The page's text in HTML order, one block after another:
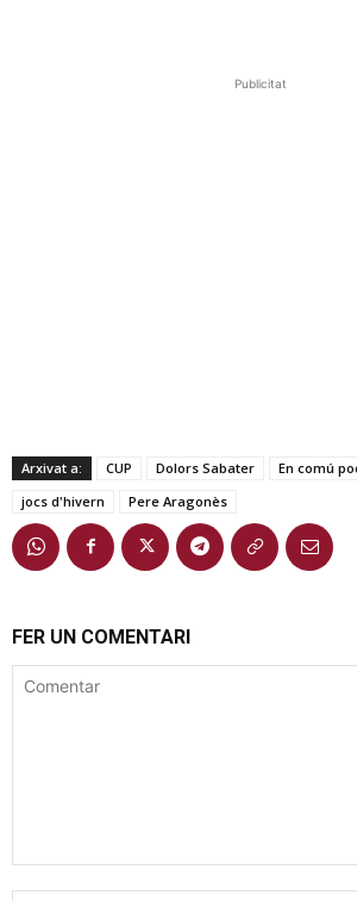
Publicitat
Arxivat a: CUP Dolors Sabater
En comú
jocs d'hivern
Pere Aragonès
FER UN COMENTARI